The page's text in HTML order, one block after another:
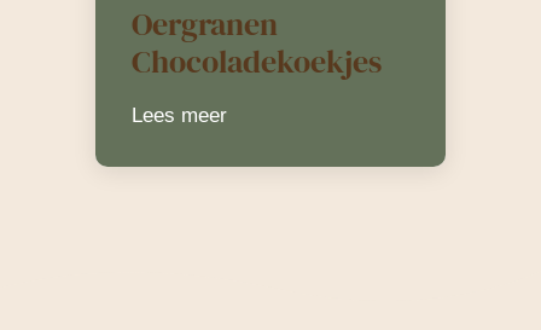
Oergranen
Chocoladekoekjes
Lees meer